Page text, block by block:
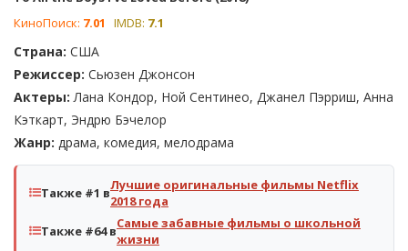
КиноПоиск: 7.01 IMDB: 7.1
Страна: США
Режиссер: Сьюзен Джонсон
Актеры: Лана Кондор, Ной Сентинео, Джанел Пэрриш, Анна
Кэткарт, Эндрю Бэчелор
Жанр: драма, комедия, мелодрама
Также #1 вЛучшие оригинальные фильмы Netflix
2018 года
Также #64 вСамые забавные фильмы о школьной
жизни